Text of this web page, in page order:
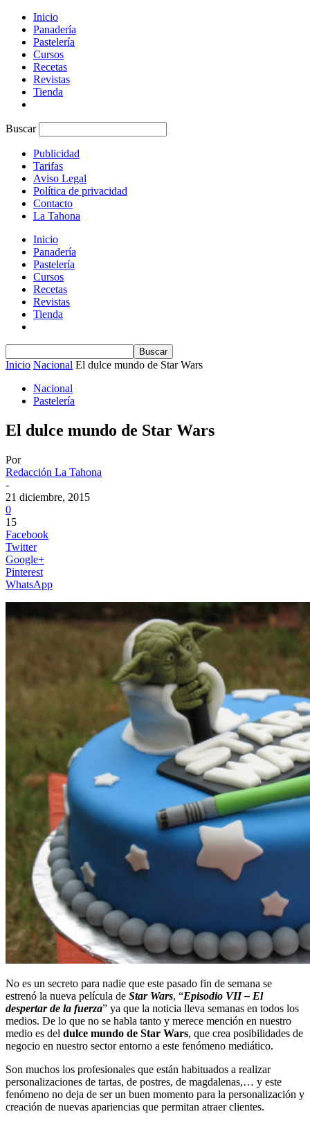
Inicio
Panadería
Pastelería
Cursos
Recetas
Revistas
Tienda
Buscar
Publicidad
Tarifas
Aviso Legal
Política de privacidad
Contacto
La Tahona
Inicio
Panadería
Pastelería
Cursos
Recetas
Revistas
Tienda
Inicio Nacional El dulce mundo de Star Wars
Nacional
Pastelería
El dulce mundo de Star Wars
Por
Redacción La Tahona
-
21 diciembre, 2015
0
15
Facebook
Twitter
Google+
Pinterest
WhatsApp
No es un secreto para nadie que este pasado fin de semana se
estrenó la nueva película de Star Wars, “Episodio VII – El
despertar de la fuerza” ya que la noticia lleva semanas en todos los
medios. De lo que no se habla tanto y merece mención en nuestro
medio es del dulce mundo de Star Wars, que crea posibilidades de
negocio en nuestro sector entorno a este fenómeno mediático.
Son muchos los profesionales que están habituados a realizar
personalizaciones de tartas, de postres, de magdalenas,… y este
fenómeno no deja de ser un buen momento para la personalización y
creación de nuevas apariencias que permitan atraer clientes.